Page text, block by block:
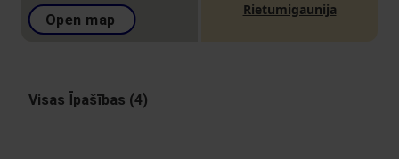
Open map
Rietumigaunija
Visas Īpašības (4)